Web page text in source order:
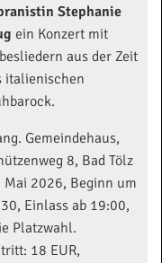
Stephanie
ein Konzert mit
aus der Zeit
italienischen
Gemeindehaus,
8, Bad Tölz
Mai 2026, Beginn um
Einlass ab 19:00,
Platzwahl.
18 EUR,